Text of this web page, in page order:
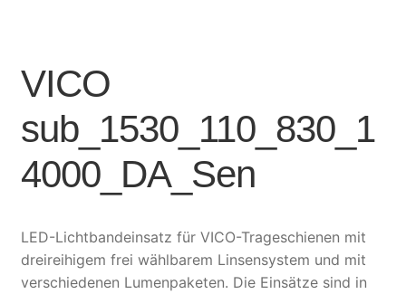
VICO
sub_1530_110_830_1
4000_DA_Sen
LED-Lichtbandeinsatz für VICO-Trageschienen mit
dreireihigem frei wählbarem Linsensystem und mit
verschiedenen Lumenpaketen. Die Einsätze sind in